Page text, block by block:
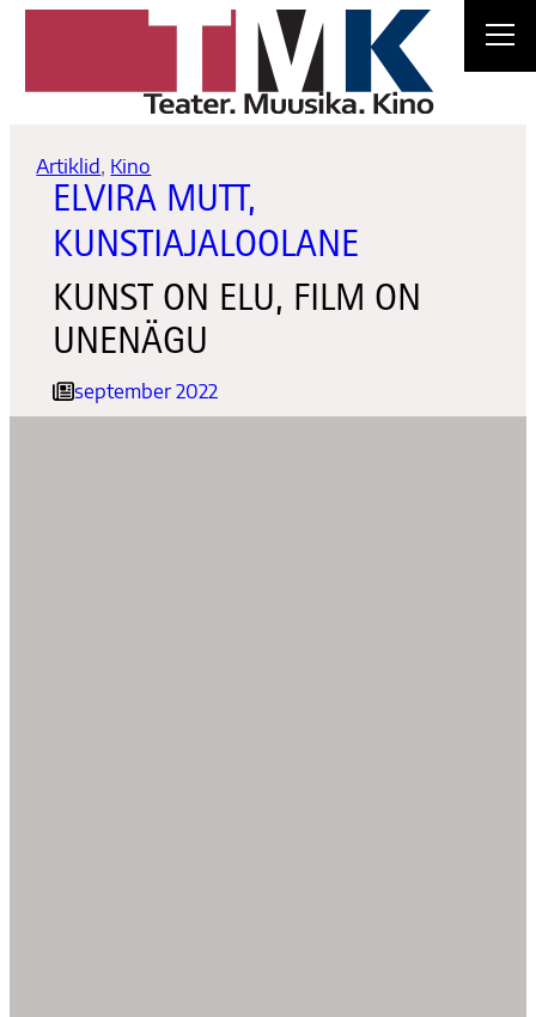
Artiklid, Kino
ELVIRA MUTT,
KUNSTIAJALOOLANE
KUNST ON ELU, FILM ON
UNENÄGU
september 2022